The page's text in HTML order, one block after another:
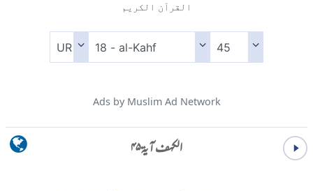
القرآن الكريم
Ads by Muslim Ad Network
الکہف آية ۴۵